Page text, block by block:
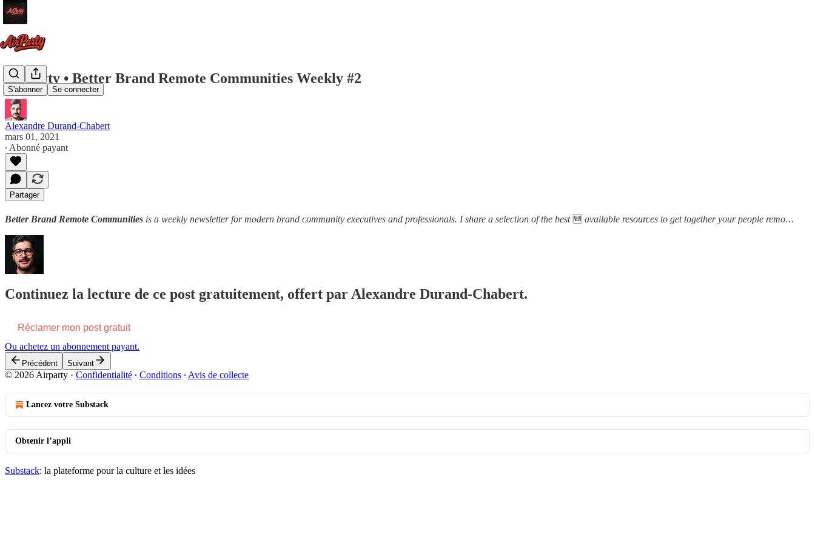
S'abonner Se connecter
Airparty • Better Brand Remote Communities Weekly #2
Alexandre Durand-Chabert
mars 01, 2021
∙ Abonné payant
Partager
Better Brand Remote Communities is a weekly newsletter for modern brand community executives and professionals. I share a selection of the best 🆕 available resources to get together your people remo…
Continuez la lecture de ce post gratuitement, offert par Alexandre Durand-Chabert.
Réclamer mon post gratuit
Ou achetez un abonnement payant.
Précédent Suivant
© 2026 Airparty · Confidentialité ∙ Conditions ∙ Avis de collecte
Lancez votre Substack
Obtenir l’appli
Substack: la plateforme pour la culture et les idées